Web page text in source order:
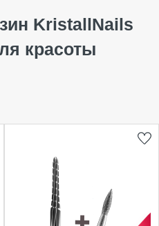
KristallNails
красоты